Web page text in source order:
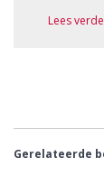
Lees
Gerelateerde